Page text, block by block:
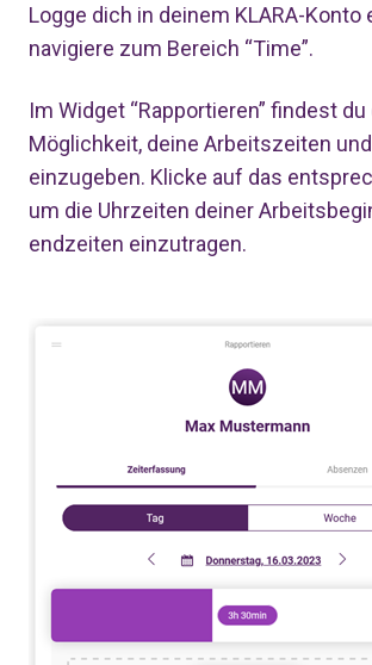
Logge dich in deinem KLARA-Konto
navigiere zum Bereich “Time”.
Im Widget “Rapportieren” findest du
Möglichkeit, deine Arbeitszeiten
einzugeben. Klicke auf das
um die Uhrzeiten deiner
endzeiten einzutragen.